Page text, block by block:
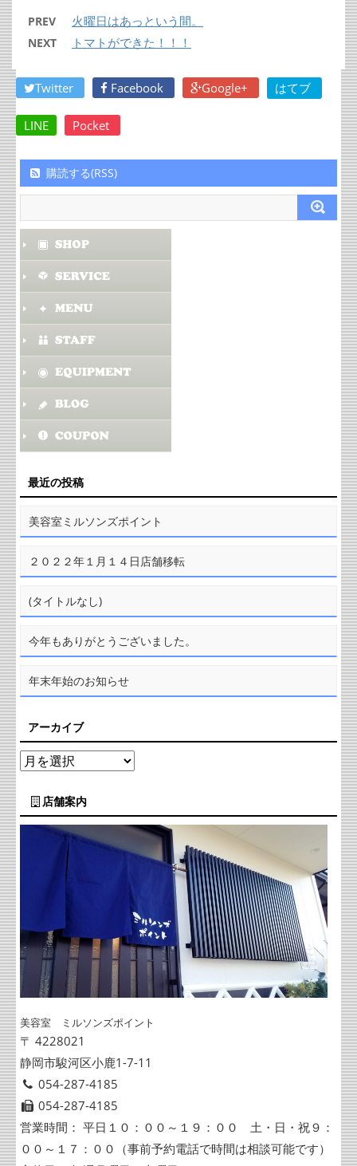
PREV 火曜日はあっという間。
NEXT トマトができた！！！
Twitter Facebook Google+ はてブ
LINE Pocket
購読する(RSS)
最近の投稿
美容室ミルソンズポイント
２０２２年１月１４日店舗移転
(タイトルなし)
今年もありがとうございました。
年末年始のお知らせ
アーカイブ
店舗案内
美容室 ミルソンズポイント
〒 4228021
静岡市駿河区小鹿1-7-11
054-287-4185
054-287-4185
営業時間： 平日１０：００～１９：００ 土・日・祝９：
００～１７：００（事前予約電話で時間は相談可能です）